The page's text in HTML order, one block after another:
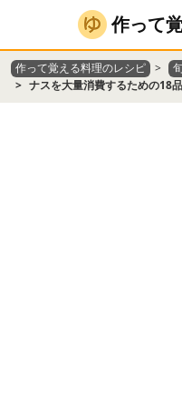
作って
作って覚える料理のレシピ
ナスを大量消費するための18品